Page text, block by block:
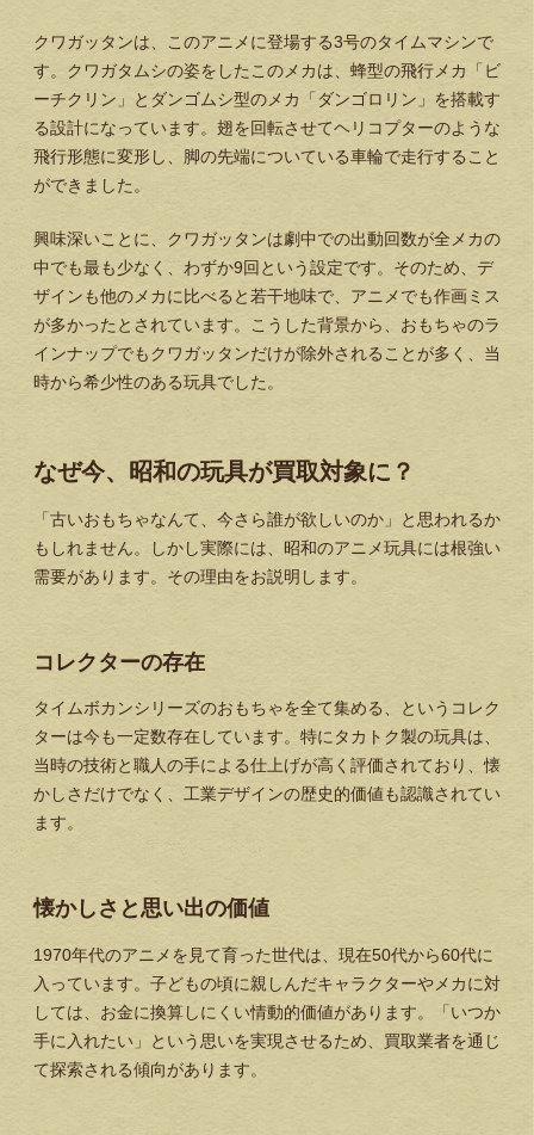
クワガッタンは、このアニメに登場する3号のタイムマシンで
す。クワガタムシの姿をしたこのメカは、蜂型の飛行メカ「ビ
ーチクリン」とダンゴムシ型のメカ「ダンゴロリン」を搭載す
る設計になっています。翅を回転させてヘリコプターのような
飛行形態に変形し、脚の先端についている車輪で走行すること
ができました。
興味深いことに、クワガッタンは劇中での出動回数が全メカの
中でも最も少なく、わずか9回という設定です。そのため、デ
ザインも他のメカに比べると若干地味で、アニメでも作画ミス
が多かったとされています。こうした背景から、おもちゃのラ
インナップでもクワガッタンだけが除外されることが多く、当
時から希少性のある玩具でした。
なぜ今、昭和の玩具が買取対象に？
「古いおもちゃなんて、今さら誰が欲しいのか」と思われるか
もしれません。しかし実際には、昭和のアニメ玩具には根強い
需要があります。その理由をお説明します。
コレクターの存在
タイムボカンシリーズのおもちゃを全て集める、というコレク
ターは今も一定数存在しています。特にタカトク製の玩具は、
当時の技術と職人の手による仕上げが高く評価されており、懐
かしさだけでなく、工業デザインの歴史的価値も認識されてい
ます。
懐かしさと思い出の価値
1970年代のアニメを見て育った世代は、現在50代から60代に
入っています。子どもの頃に親しんだキャラクターやメカに対
しては、お金に換算しにくい情動的価値があります。「いつか
手に入れたい」という思いを実現させるため、買取業者を通じ
て探索される傾向があります。